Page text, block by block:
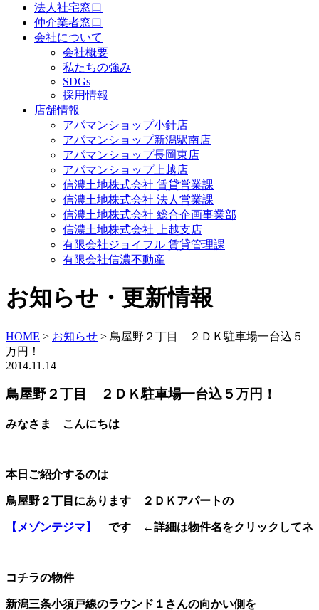
法人社宅窓口
仲介業者窓口
会社について
会社概要
私たちの強み
SDGs
採用情報
店舗情報
アパマンショップ小針店
アパマンショップ新潟駅南店
アパマンショップ長岡東店
アパマンショップ上越店
信濃土地株式会社 賃貸営業課
信濃土地株式会社 法人営業課
信濃土地株式会社 総合企画事業部
信濃土地株式会社 上越支店
有限会社ジョイフル 賃貸管理課
有限会社信濃不動産
お知らせ・更新情報
HOME > お知らせ > 鳥屋野２丁目 ２ＤＫ駐車場一台込５
万円！
2014.11.14
鳥屋野２丁目 ２ＤＫ駐車場一台込５万円！
みなさま こんにちは
本日ご紹介するのは
鳥屋野２丁目にあります ２ＤＫアパートの
【メゾンテジマ】 です ←詳細は物件名をクリックしてネ
コチラの物件
新潟三条小須戸線のラウンド１さんの向かい側を